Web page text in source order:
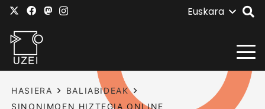
Euskara
HASIERA
BALIABIDEAK
SINONIMOEN HIZTEGIA ONLINE